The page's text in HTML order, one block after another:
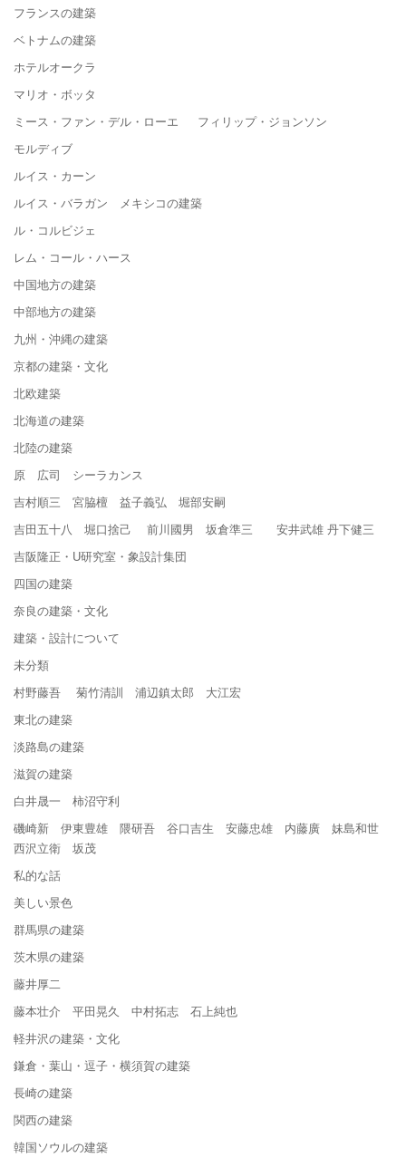
フランスの建築
ベトナムの建築
ホテルオークラ
マリオ・ボッタ
ミース・ファン・デル・ローエ フィリップ・ジョンソン
モルディブ
ルイス・カーン
ルイス・バラガン メキシコの建築
ル・コルビジェ
レム・コール・ハース
中国地方の建築
中部地方の建築
九州・沖縄の建築
京都の建築・文化
北欧建築
北海道の建築
北陸の建築
原 広司 シーラカンス
吉村順三 宮脇檀 益子義弘 堀部安嗣
吉田五十八 堀口捨己 前川國男 坂倉準三 安井武雄 丹下健三
吉阪隆正・U研究室・象設計集団
四国の建築
奈良の建築・文化
建築・設計について
未分類
村野藤吾 菊竹清訓 浦辺鎮太郎 大江宏
東北の建築
淡路島の建築
滋賀の建築
白井晟一 柿沼守利
磯崎新 伊東豊雄 隈研吾 谷口吉生 安藤忠雄 内藤廣 妹島和世
西沢立衛 坂茂
私的な話
美しい景色
群馬県の建築
茨木県の建築
藤井厚二
藤本壮介 平田晃久 中村拓志 石上純也
軽井沢の建築・文化
鎌倉・葉山・逗子・横須賀の建築
長崎の建築
関西の建築
韓国ソウルの建築